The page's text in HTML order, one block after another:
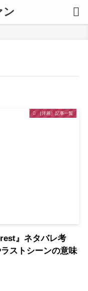
ン
［洋画］記事一覧
』ネタバレ考
ストシーンの意味